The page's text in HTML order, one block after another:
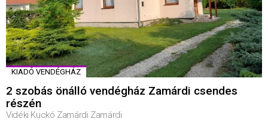
KIADÓ VENDÉGHÁZ
2 szobás önálló vendégház Zamárdi csendes
részén
Vidéki Kuckó Zamárdi Zamárdi